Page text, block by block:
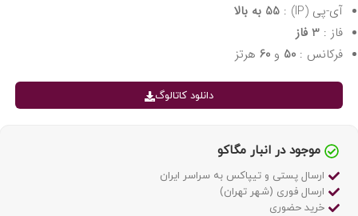
آی-پی (IP) :
55 به بالا
فاز : 3 فاز
فرکانس : 50 و 60 هرتز
دانلود کاتالوگ
موجود در انبار مگاکو
ارسال پستی و تیپاکس به سراسر ایران
ارسال فوری (شهر تهران)
خرید حضوری